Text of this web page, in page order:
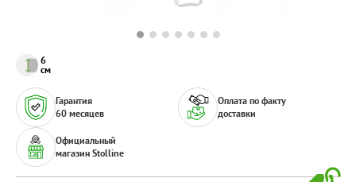
6
см
Гарантия
60 месяцев
Официальный
магазин Stolline
Оплата по факту
доставки